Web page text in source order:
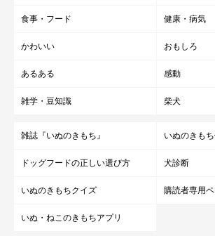
食事・フード 健康・病気
かわいい おもしろ
あるある 感動
雑学・豆知識 柴犬
雑誌『いぬのきもち』 いぬのきも
ドッグフードの正しい選び方 犬診断
いぬのきもちクイズ 購読者専用
いぬ・ねこのきもちアプリ